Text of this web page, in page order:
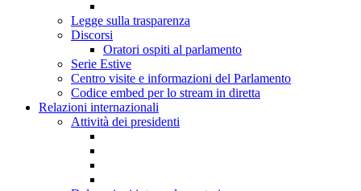
Legge sulla trasparenza
Discorsi
Oratori ospiti al parlamento
Serie Estive
Centro visite e informazioni del Parlamento
Codice embed per lo stream in diretta
Relazioni internazionali
Attività dei presidenti